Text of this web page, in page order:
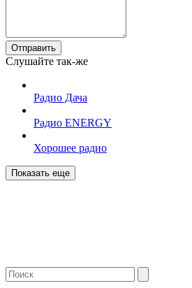
Отправить
Слушайте так-же
Радио Дача
Радио ENERGY
Хорошее радио
Показать еще